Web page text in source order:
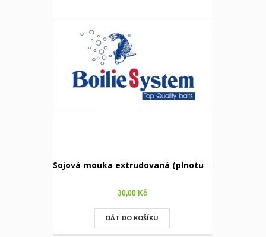
Sojová mouka extrudovaná (plnotučná) 500 g
30,00 Kč
DÁT DO KOŠÍKU